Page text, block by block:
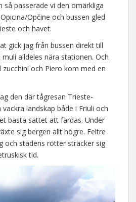
så passerade vi den omärkliga
Opčine och bussen gled
och havet.
gick jag från bussen direkt till
alldeles nära stationen. Och
och Piero kom med en
den där tågresan Trieste-
landskap både i Friuli och
bästa sättet att färdas. Under
sig bergen allt högre. Feltre
och stadens rötter sträcker sig
tid.